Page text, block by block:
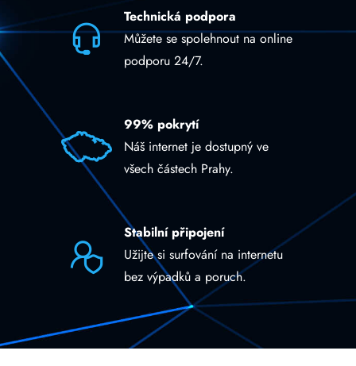
Technická podpora
Můžete se spolehnout na online
podporu 24/7.
99% pokrytí
Náš internet je dostupný ve
všech částech Prahy.
Stabilní připojení
Užijte si surfování na internetu
bez výpadků a poruch.